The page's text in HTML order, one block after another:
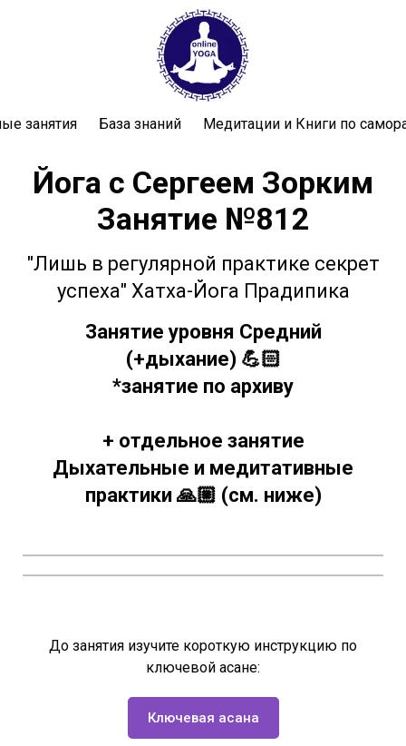
занятия База знаний Медитации и Книги по
Йога с Сергеем Зорким
Занятие №812
"Лишь в регулярной практике секрет
успеха" Хатха-Йога Прадипика
Занятие уровня Средний
(+дыхание) 💪🏻
*занятие по архиву
+ отдельное занятие
Дыхательные и медитативные
практики 🙏🏼 (см. ниже)
До занятия изучите короткую инструкцию по
ключевой асане:
Ключевая асана